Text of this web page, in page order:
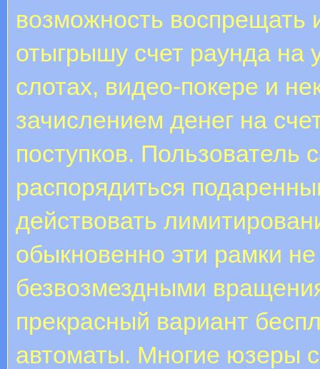
возможность воспрещать
отыгрышу счет раунда на
слотах, видео-покере и
зачислением денег на
поступков. Пользователь
распорядиться
действовать
обыкновенно эти рамки
безвозмездными
прекрасный вариант
автоматы. Многие юзеры